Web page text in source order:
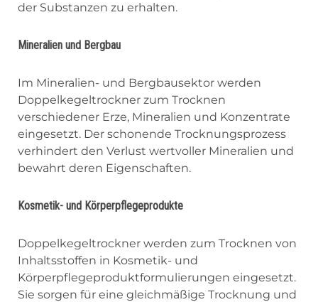
der Substanzen zu erhalten.
Mineralien und Bergbau
Im Mineralien- und Bergbausektor werden
Doppelkegeltrockner zum Trocknen
verschiedener Erze, Mineralien und Konzentrate
eingesetzt. Der schonende Trocknungsprozess
verhindert den Verlust wertvoller Mineralien und
bewahrt deren Eigenschaften.
Kosmetik- und Körperpflegeprodukte
Doppelkegeltrockner werden zum Trocknen von
Inhaltsstoffen in Kosmetik- und
Körperpflegeproduktformulierungen eingesetzt.
Sie sorgen für eine gleichmäßige Trocknung und